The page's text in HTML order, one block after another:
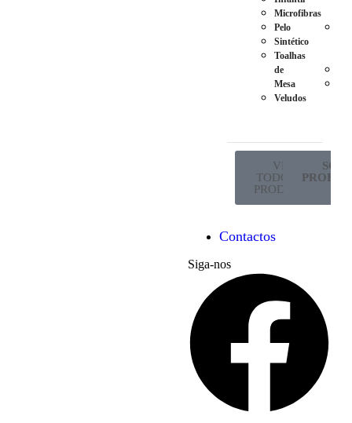
Microfibras
Pelo
Sintético
Toalhas
de
Mesa
Veludos
VER
TODOS OS
PRODUTOS
SÓ
Contactos
Siga-nos